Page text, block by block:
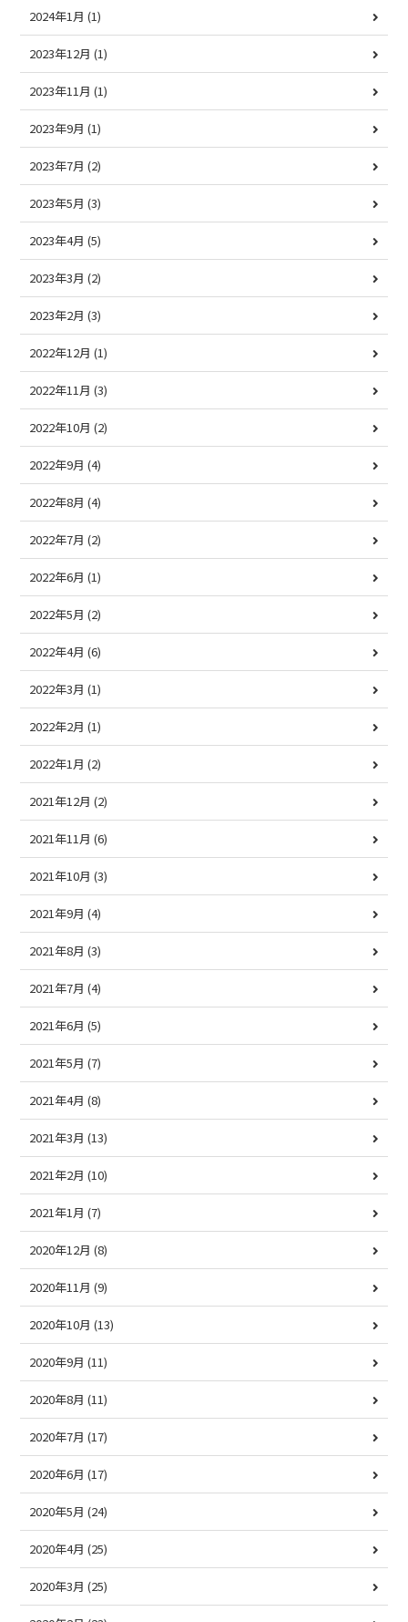
2024年1月 (1)
2023年12月 (1)
2023年11月 (1)
2023年9月 (1)
2023年7月 (2)
2023年5月 (3)
2023年4月 (5)
2023年3月 (2)
2023年2月 (3)
2022年12月 (1)
2022年11月 (3)
2022年10月 (2)
2022年9月 (4)
2022年8月 (4)
2022年7月 (2)
2022年6月 (1)
2022年5月 (2)
2022年4月 (6)
2022年3月 (1)
2022年2月 (1)
2022年1月 (2)
2021年12月 (2)
2021年11月 (6)
2021年10月 (3)
2021年9月 (4)
2021年8月 (3)
2021年7月 (4)
2021年6月 (5)
2021年5月 (7)
2021年4月 (8)
2021年3月 (13)
2021年2月 (10)
2021年1月 (7)
2020年12月 (8)
2020年11月 (9)
2020年10月 (13)
2020年9月 (11)
2020年8月 (11)
2020年7月 (17)
2020年6月 (17)
2020年5月 (24)
2020年4月 (25)
2020年3月 (25)